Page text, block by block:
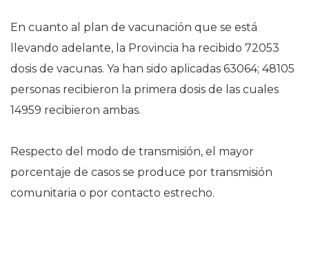
En cuanto al plan de vacunación que se está
llevando adelante, la Provincia ha recibido 72053
dosis de vacunas. Ya han sido aplicadas 63064; 48105
personas recibieron la primera dosis de las cuales
14959 recibieron ambas.
Respecto del modo de transmisión, el mayor
porcentaje de casos se produce por transmisión
comunitaria o por contacto estrecho.